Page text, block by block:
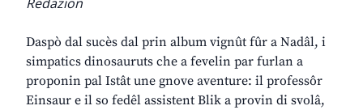
Daspò dal sucès dal prin album vignût fûr a Nadâl, i
simpatics dinosauruts che a fevelin par furlan a
proponin pal Istât une gnove aventure: il professôr
Einsaur e il so fedêl assistent Blik a provin di svolâ,